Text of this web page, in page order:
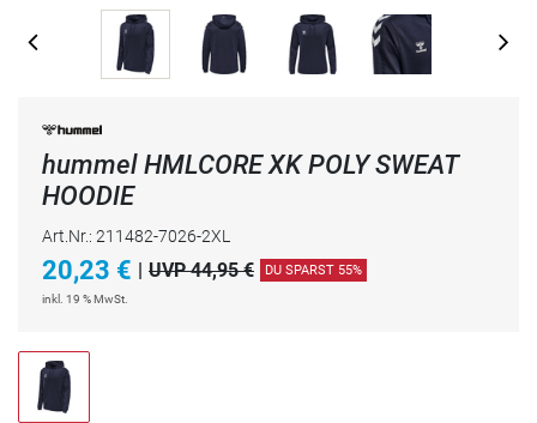
hummel HMLCORE XK POLY SWEAT
HOODIE
Art.Nr.: 211482-7026-2XL
20,23 € | UVP 44,95 € DU SPARST 55%
inkl. 19 % MwSt.